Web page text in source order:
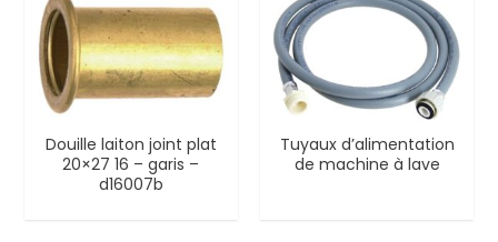
Douille laiton joint plat
20×27 16 – garis –
d16007b
Tuyaux d’alimentation
de machine à lave